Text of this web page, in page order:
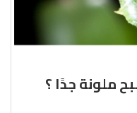
ملونة جدًا ؟